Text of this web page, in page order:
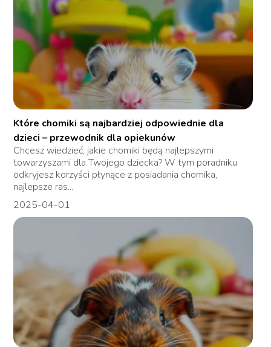
Które chomiki są najbardziej odpowiednie dla
dzieci – przewodnik dla opiekunów
Chcesz wiedzieć, jakie chomiki będą najlepszymi
towarzyszami dla Twojego dziecka? W tym poradniku
odkryjesz korzyści płynące z posiadania chomika,
najlepsze ras...
2025-04-01